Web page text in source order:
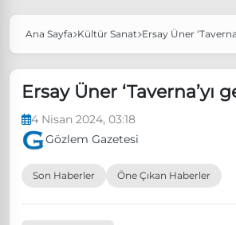
Popüler Aramalar
Özgür Özel, Ekrem İmamoğlu’nu
Ünlü çift bir etkinliğe daha
Ana Sayfa Kültür Sanat Ersay Üner
Ersay Üner ‘Taverna’yı
4 Nisan 2024, 03:18
Gözlem Gazetesi
Son Haberler Öne Çıkan Haberler